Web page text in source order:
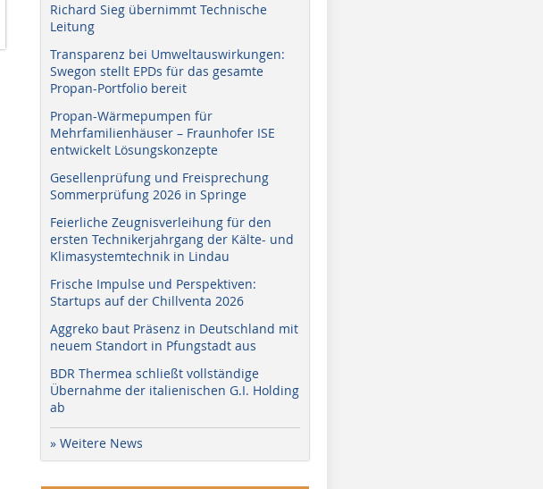
Richard Sieg übernimmt Technische
Leitung
Transparenz bei Umweltauswirkungen:
Swegon stellt EPDs für das gesamte
Propan-Portfolio bereit
Propan-Wärmepumpen für
Mehrfamilienhäuser – Fraunhofer ISE
entwickelt Lösungskonzepte
Gesellenprüfung und Freisprechung
Sommerprüfung 2026 in Springe
Feierliche Zeugnisverleihung für den
ersten Technikerjahrgang der Kälte- und
Klimasystemtechnik in Lindau
Frische Impulse und Perspektiven:
Startups auf der Chillventa 2026
Aggreko baut Präsenz in Deutschland mit
neuem Standort in Pfungstadt aus
BDR Thermea schließt vollständige
Übernahme der italienischen G.I. Holding
ab
» Weitere News